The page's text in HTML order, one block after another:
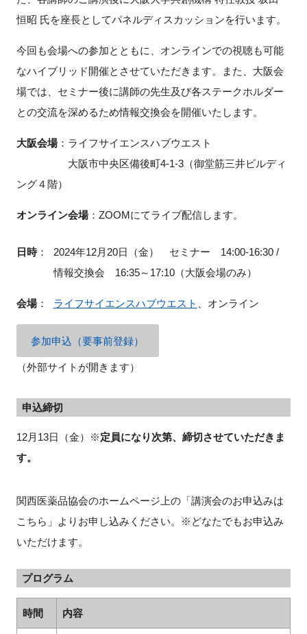
閉じる
恒昭 氏を座長としてパネルディスカッションを行います。
今回も会場への参加とともに、オンラインでの視聴も可能
なハイブリッド開催とさせていただきます。また、大阪会
場では、セミナー後に講師の先生及び各ステークホルダー
との交流を深めるため情報交換会を開催いたします。
大阪会場：ライフサイエンスハブウエスト
大阪市中央区備後町4-1-3（御堂筋三井ビルディ
ング４階）
オンライン会場：ZOOMにてライブ配信します。
日時：
2024年12月20日（金） セミナー 14:00-16:30 /
情報交換会 16:35～17:10（大阪会場のみ）
会場： ライフサイエンスハブウエスト 、オンライン
参加申込（要事前登録）
（外部サイトが開きます）
申込締切
12月 13日（金）※定員になり次第、締切させていただきま
す。
関西医薬品協会のホームページ上の「講演会のお申込みは
こちら」よりお申し込みください。※どなたでもお申込み
いただけます。
プログラム
時間 内容